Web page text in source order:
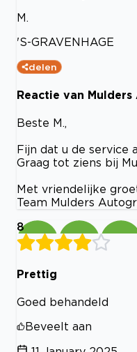
M.
'S-GRAVENHAGE
delen
Reactie van
Beste M.,
Fijn dat u de service
Graag tot ziens bij
Met vriendelijke
Team Mulders
8
Prettig
Goed behandeld
Beveelt aan